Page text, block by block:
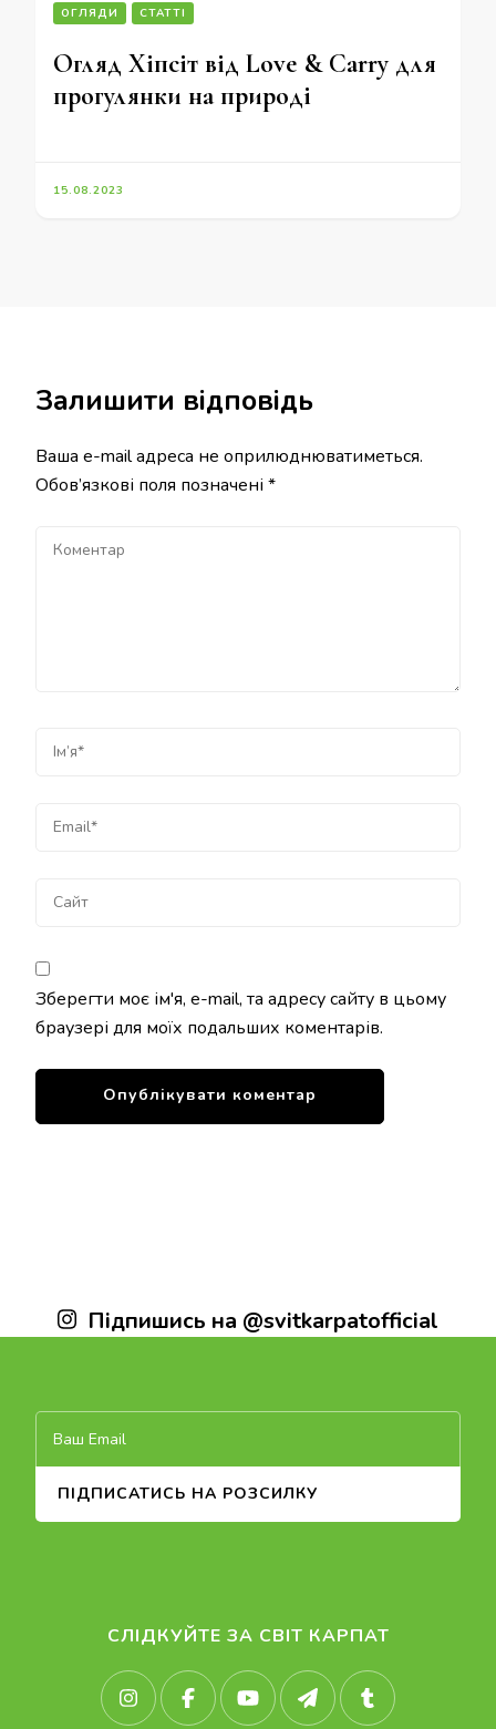
ОГЛЯДИ СТАТТІ
Огляд Хіпсіт від Love & Carry для
прогулянки на природі
15.08.2023
Залишити відповідь
Ваша e-mail адреса не оприлюднюватиметься.
Обов’язкові поля позначені *
Зберегти моє ім'я, e-mail, та адресу сайту в цьому
браузері для моїх подальших коментарів.
Підпишись на @svitkarpatofficial
СЛІДКУЙТЕ ЗА СВІТ КАРПАТ